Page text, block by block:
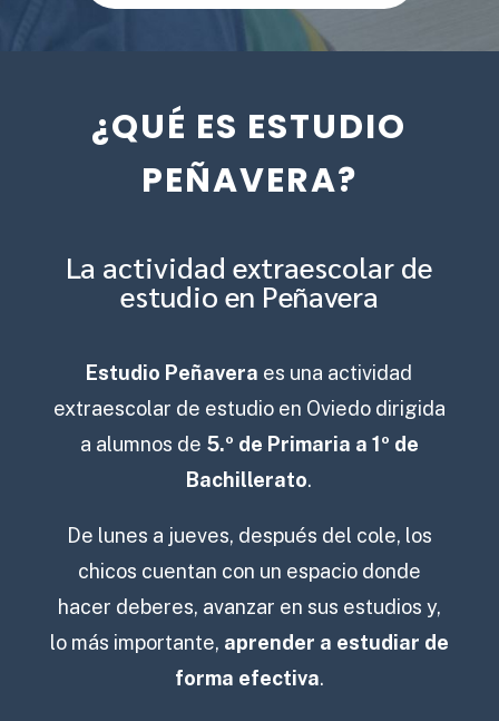
¿QUÉ ES ESTUDIO
PEÑAVERA?
La actividad extraescolar de
estudio en Peñavera
Estudio Peñavera es una actividad
extraescolar de estudio en Oviedo dirigida
a alumnos de 5.º de Primaria a 1º de
Bachillerato.
De lunes a jueves, después del cole, los
chicos cuentan con un espacio donde
hacer deberes, avanzar en sus estudios y,
lo más importante, aprender a estudiar de
forma efectiva.